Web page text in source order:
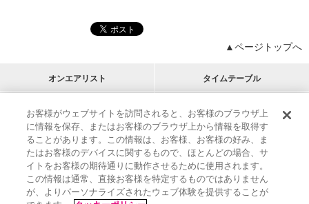
▲ページトップへ
オンエアリスト タイムテーブル
プログラムリスト チャート
アーティストリスト
M-ON!
RECOMMEND
リクエスト
インフォメーション | プレゼント&ご招待
MUSIC ON! TV（エムオン!）とは？ | サポート
サイト案内
| エムオン!友の会 | クッキーの詳細
お客様がウェブサイトを訪問されると、お客様のブラウザ上
に情報を保存、またはお客様のブラウザ上から情報を取得す
ることがあります。この情報は、お客様、お客様の好み、ま
たはお客様のデバイスに関するもので、ほとんどの場合、サ
イトをお客様の期待通りに動作させるために使用されます。
この情報は通常、直接お客様を特定するものではありません
が、よりパーソナライズされたウェブ体験を提供することが